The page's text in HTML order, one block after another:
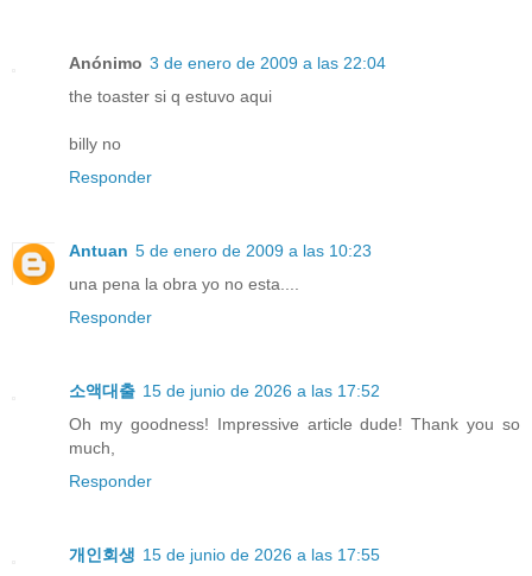
Anónimo 3 de enero de 2009 a las 22:04
the toaster si q estuvo aqui
billy no
Responder
Antuan 5 de enero de 2009 a las 10:23
una pena la obra yo no esta....
Responder
소액대출 15 de junio de 2026 a las 17:52
Oh my goodness! Impressive article dude! Thank you so
much,
Responder
개인회생 15 de junio de 2026 a las 17:55